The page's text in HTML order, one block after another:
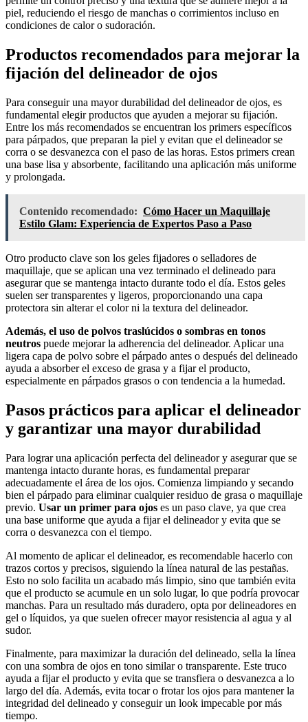
piel, reduciendo el riesgo de manchas o corrimientos incluso en
condiciones de calor o sudoración.
Productos recomendados para mejorar la
fijación del delineador de ojos
Para conseguir una mayor durabilidad del delineador de ojos, es
fundamental elegir productos que ayuden a mejorar su fijación.
Entre los más recomendados se encuentran los primers específicos
para párpados, que preparan la piel y evitan que el delineador se
corra o se desvanezca con el paso de las horas. Estos primers crean
una base lisa y absorbente, facilitando una aplicación más uniforme
y prolongada.
Contenido recomendado: Cómo Hacer un Maquillaje
Estilo Glam: Experiencia de Expertos Paso a Paso
Otro producto clave son los geles fijadores o selladores de
maquillaje, que se aplican una vez terminado el delineado para
asegurar que se mantenga intacto durante todo el día. Estos geles
suelen ser transparentes y ligeros, proporcionando una capa
protectora sin alterar el color ni la textura del delineador.
Además, el uso de polvos traslúcidos o sombras en tonos
neutros puede mejorar la adherencia del delineador. Aplicar una
ligera capa de polvo sobre el párpado antes o después del delineado
ayuda a absorber el exceso de grasa y a fijar el producto,
especialmente en párpados grasos o con tendencia a la humedad.
Pasos prácticos para aplicar el delineador
y garantizar una mayor durabilidad
Para lograr una aplicación perfecta del delineador y asegurar que se
mantenga intacto durante horas, es fundamental preparar
adecuadamente el área de los ojos. Comienza limpiando y secando
bien el párpado para eliminar cualquier residuo de grasa o maquillaje
previo. Usar un primer para ojos es un paso clave, ya que crea
una base uniforme que ayuda a fijar el delineador y evita que se
corra o desvanezca con el tiempo.
Al momento de aplicar el delineador, es recomendable hacerlo con
trazos cortos y precisos, siguiendo la línea natural de las pestañas.
Esto no solo facilita un acabado más limpio, sino que también evita
que el producto se acumule en un solo lugar, lo que podría provocar
manchas. Para un resultado más duradero, opta por delineadores en
gel o líquidos, ya que suelen ofrecer mayor resistencia al agua y al
sudor.
Finalmente, para maximizar la duración del delineado, sella la línea
con una sombra de ojos en tono similar o transparente. Este truco
ayuda a fijar el producto y evita que se transfiera o desvanezca a lo
largo del día. Además, evita tocar o frotar los ojos para mantener la
integridad del delineado y conseguir un look impecable por más
tiempo.